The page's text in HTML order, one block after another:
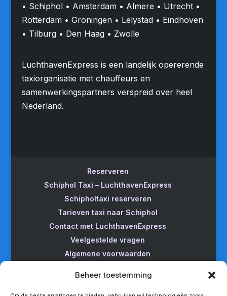
Beheer toestemming
• Schiphol • Amsterdam • Almere • Utrecht •
Rotterdam • Groningen • Lelystad • Eindhoven
• Tilburg • Den Haag • Zwolle
LuchthavenExpress is een landelijk opererende
taxiorganisatie met chauffeurs en
samenwerkingspartners verspreid over heel
Nederland.
Reserveren
Schiphol Taxi – LuchthavenExpress
Schipholtaxi reserveren
Tarieven taxi naar Schiphol
Contact met LuchthavenExpress
Veelgestelde vragen
Algemene voorwaarden